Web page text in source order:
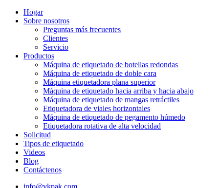
Hogar
Sobre nosotros
Preguntas más frecuentes
Clientes
Servicio
Productos
Máquina de etiquetado de botellas redondas
Máquina de etiquetado de doble cara
Máquina etiquetadora plana superior
Máquina de etiquetado hacia arriba y hacia abajo
Máquina de etiquetado de mangas retráctiles
Etiquetadora de viales horizontales
Máquina de etiquetado de pegamento húmedo
Etiquetadora rotativa de alta velocidad
Solicitud
Tipos de etiquetado
Videos
Blog
Contáctenos
info@vkpak.com